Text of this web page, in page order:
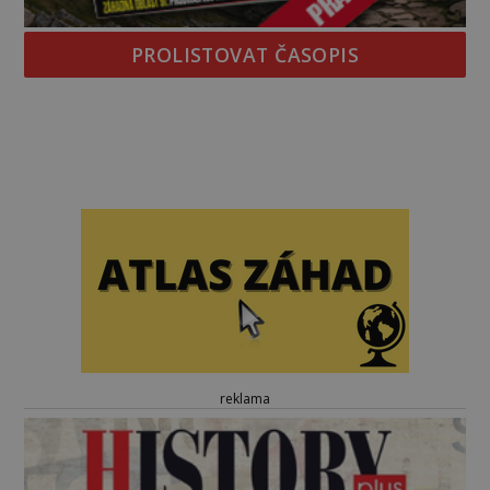
PROLISTOVAT ČASOPIS
reklama